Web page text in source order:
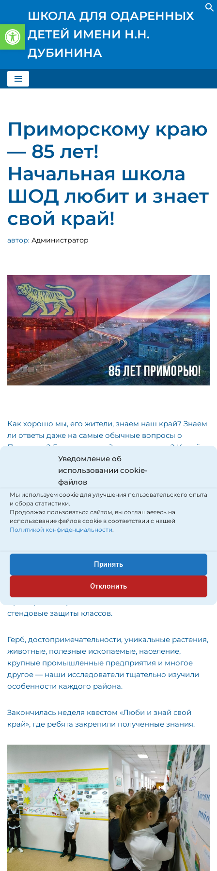
Уведомление об
использовании cookie-
файлов
Мы используем cookie для улучшения пользовательского опыта
и сбора статистики.
Продолжая пользоваться сайтом, вы соглашаетесь на
использование файлов cookie в соответствии с нашей
Политикой конфиденциальности.
Принять
Отклонить
Открыть панель инструментов
Перейти
к
содержимому
ШКОЛА ДЛЯ ОДАРЕННЫХ
ДЕТЕЙ ИМЕНИ Н.Н.
ДУБИНИНА
Приморскому краю
— 85 лет!
Начальная школа
ШОД любит и знает
свой край!
автор: Администратор
Как хорошо мы, его жители, знаем наш край? Знаем
ли ответы даже на самые обычные вопросы о
Приморье? Где находится Земля леопарда? Какой
район края славится цветением лотосов? Где живет
изюбрь? Где добывается олово? Сколько водопадов
в Приморье? Где самая большая численность
населения, а где самая маленькая? Какой подвиг
совершили герои острова Даманский? Где
находится «женьшеневая тропа»?
этой неделе начальная школа ШОД. Ребята и
педагоги изучали родной край и делилась друг с
другом новыми знаниями. Каждый класс
подготовил информацию и стенгазеты о районах
стендовые защиты классов.
Герб, достопримечательности, уникальные растения,
животные, полезные ископаемые, население,
крупные промышленные предприятия и многое
другое — наши исследователи тщательно изучили
особенности каждого района.
Закончилась неделя квестом «Люби и знай свой
край», где ребята закрепили полученные знания.